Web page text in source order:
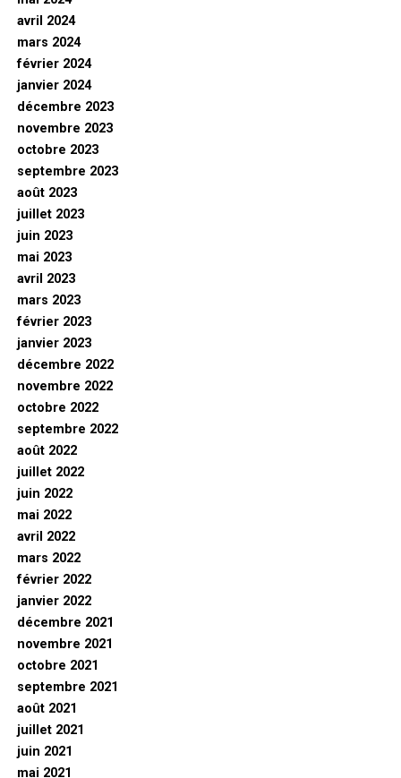
avril 2024
mars 2024
février 2024
janvier 2024
décembre 2023
novembre 2023
octobre 2023
septembre 2023
août 2023
juillet 2023
juin 2023
mai 2023
avril 2023
mars 2023
février 2023
janvier 2023
décembre 2022
novembre 2022
octobre 2022
septembre 2022
août 2022
juillet 2022
juin 2022
mai 2022
avril 2022
mars 2022
février 2022
janvier 2022
décembre 2021
novembre 2021
octobre 2021
septembre 2021
août 2021
juillet 2021
juin 2021
mai 2021